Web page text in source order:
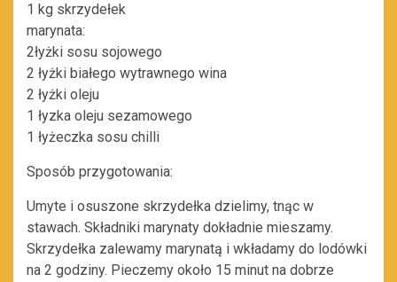
1 kg skrzydełek
marynata:
2łyżki sosu sojowego
2 łyżki białego wytrawnego wina
2 łyżki oleju
1 łyzka oleju sezamowego
1 łyżeczka sosu chilli
Sposób przygotowania:
Umyte i osuszone skrzydełka dzielimy, tnąc w
stawach. Składniki marynaty dokładnie mieszamy.
Skrzydełka zalewamy marynatą i wkładamy do lodówki
na 2 godziny. Pieczemy około 15 minut na dobrze